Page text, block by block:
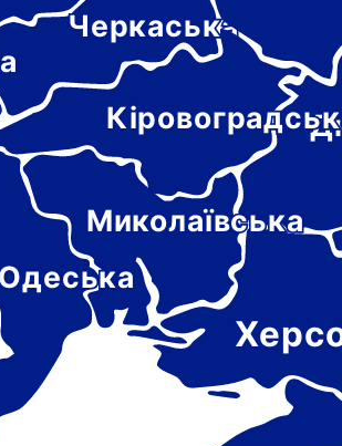
Черкаська
Миколаївська
Одеська